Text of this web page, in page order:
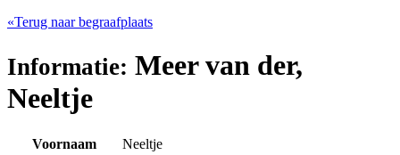
«Terug naar begraafplaats
Informatie: Meer van der,
Neeltje
Voornaam
Neeltje